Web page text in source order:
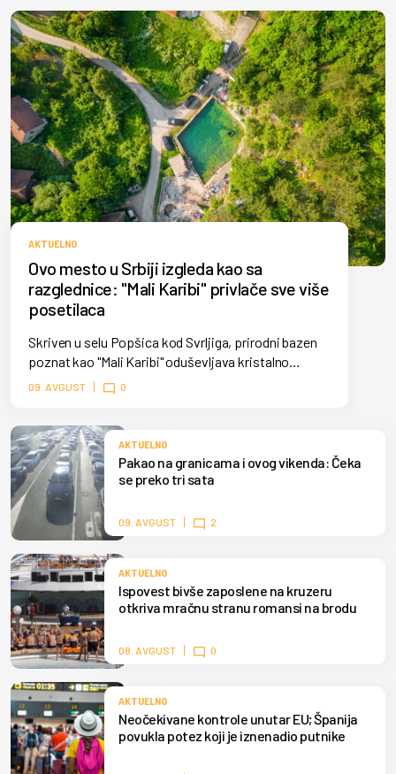
AKTUELNO
Ovo mesto u Srbiji izgleda kao sa
razglednice: "Mali Karibi" privlače sve više
posetilaca
Skriven u selu Popšica kod Svrljiga, prirodni bazen
poznat kao "Mali Karibi" oduševljava kristalno
čistom tirkiznom vodom, termalnim izvorom i
netaknutom prirodom.
09. AVGUST 0
AKTUELNO
Pakao na granicama i ovog vikenda: Čeka
se preko tri sata
09. AVGUST 2
AKTUELNO
Ispovest bivše zaposlene na kruzeru
otkriva mračnu stranu romansi na brodu
08. AVGUST 0
AKTUELNO
Neočekivane kontrole unutar EU; Španija
povukla potez koji je iznenadio putnike